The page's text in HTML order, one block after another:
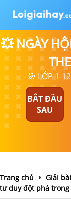
💥 NGÀY
🎯 LỚP 1-
BẮT ĐẦU
SAU
Trang chủ
Giải
tư duy đột phá trong